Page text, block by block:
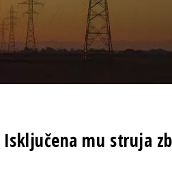
mu struja